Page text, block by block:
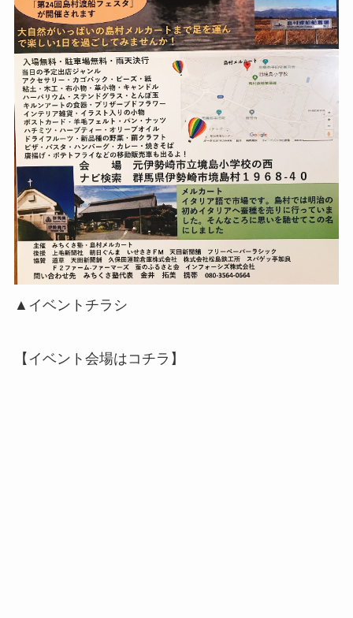
▲イベントチラシ
【イベント会場はコチラ】